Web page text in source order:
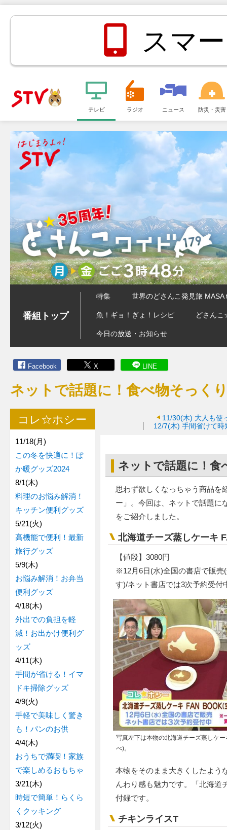
ＳＴＶ札
幌テレビ
スマ
メ
ュ
テレビ ラジオ ニュース 防災・災害
番組トップ
特集 世界のどさんこ発見旅 MASA
魚！ギョ！ぎょ！レシピ どさん
今日の放送・お知らせ
Facebook X LINE
ネットで話題に！食べ物そっく
11/30(木) 大人も使
12/7(木) 手間省けて時
ネットで話題に！食
思わず欲しくなっちゃう商品
ー」。今回は、ネットで話題に
をご紹介しました。
北海道チーズ蒸しケーキ
【値段】3080円
※12月6日(水)全国の書店で販売
す)/ネット書店では3次予約受付
写真左下は本物の北海道チーズ蒸しケ
べ)。
本物をそのまま大きくしたよう
んわり感も魅力です。「北海道
付録です。
チキンライスT
コレ☆ホシー
11/18(月)
この冬を快適に！ぽ
か暖グッズ2024
8/1(木)
料理のお悩み解消！
キッチン便利グッズ
5/21(火)
高機能で便利！最新
旅行グッズ
5/9(木)
お悩み解消！お弁当
便利グッズ
4/18(木)
外出での負担を軽
減！お出かけ便利グ
ッズ
4/11(木)
手間が省ける！イマ
ドキ掃除グッズ
4/9(火)
手軽で美味しく驚き
も！パンのお供
4/4(木)
おうちで満喫！家族
で楽しめるおもちゃ
3/21(木)
時短で簡単！らくら
くクッキング
3/12(火)